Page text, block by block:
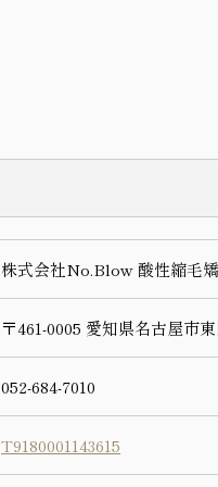
株式会社No.Blow 酸性縮毛
〒461-0005 愛知県名古屋市
052-684-7010
T9180001143615